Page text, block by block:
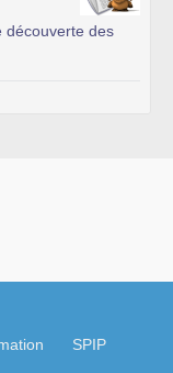
découverte des
SPIP